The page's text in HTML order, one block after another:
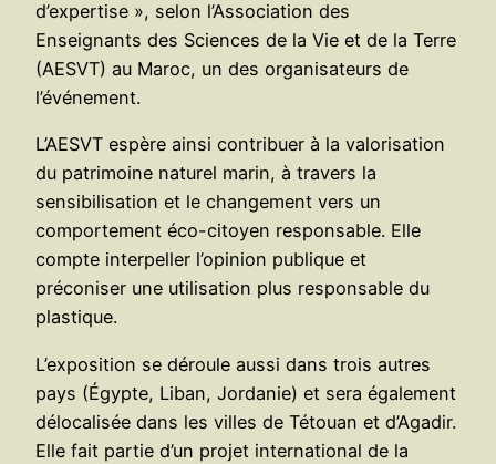
d’expertise », selon l’Association des
Enseignants des Sciences de la Vie et de la Terre
(AESVT) au Maroc, un des organisateurs de
l’événement.
L’AESVT espère ainsi contribuer à la valorisation
du patrimoine naturel marin, à travers la
sensibilisation et le changement vers un
comportement éco-citoyen responsable. Elle
compte interpeller l’opinion publique et
préconiser une utilisation plus responsable du
plastique.
L’exposition se déroule aussi dans trois autres
pays (Égypte, Liban, Jordanie) et sera également
délocalisée dans les villes de Tétouan et d’Agadir.
Elle fait partie d’un projet international de la